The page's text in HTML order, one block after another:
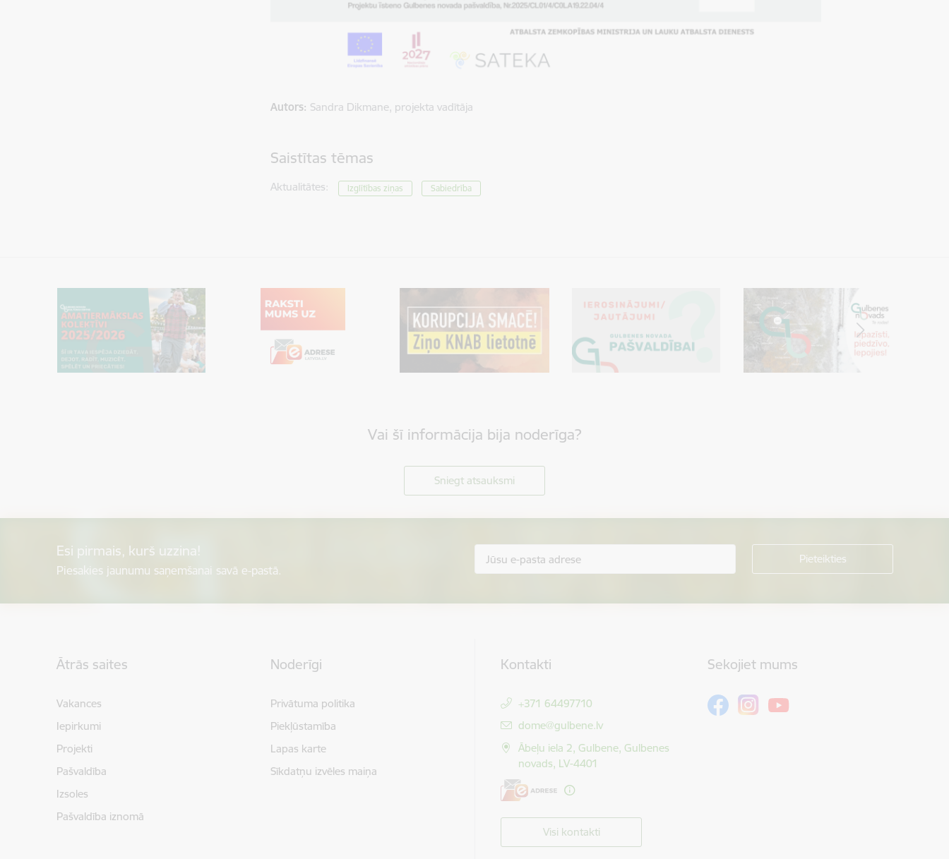
Autors: Sandra Dikmane, projekta vadītāja
Saistītas tēmas
Aktualitātes: Izglītības ziņas Sabiedrība
Vai šī informācija bija noderīga?
Sniegt atsauksmi
Esi pirmais, kurš uzzina!
Piesakies jaunumu saņemšanai savā e-pastā.
Ātrās saites
Vakances
Iepirkumi
Projekti
Pašvaldība
Izsoles
Pašvaldība iznomā
Noderīgi
Privātuma politika
Piekļūstamība
Lapas karte
Sīkdatņu izvēles maiņa
Kontakti
+371 64497710
E-pasts:
dome@gulbene.lv
Ābeļu iela 2, Gulbene, Gulbenes
novads, LV-4401
Visi kontakti
Sekojiet mums